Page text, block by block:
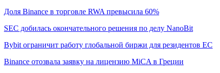
Доля Binance в торговле RWA превысила 60%
SEC добилась окончательного решения по делу NanoBit
Bybit ограничит работу глобальной биржи для резидентов ЕС
Binance отозвала заявку на лицензию MiCA в Греции